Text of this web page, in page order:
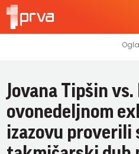
Jovana Tipšin
ovonedeljnom
izazovu proverili